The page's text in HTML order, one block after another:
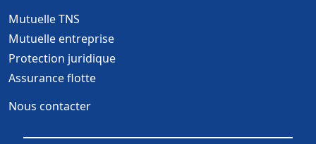
Mutuelle TNS
Mutuelle entreprise
Protection juridique
Assurance flotte
Nous contacter